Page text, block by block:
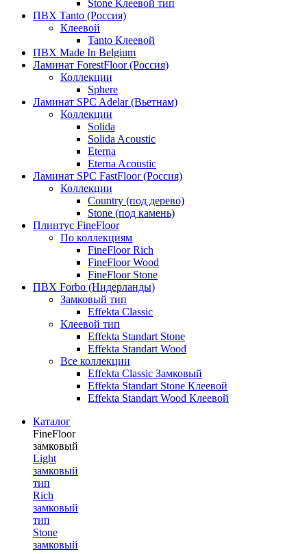
Stone Клеевой тип
ПВХ Tanto (Россия)
Клеевой
Tanto Клеевой
ПВХ Made In Belgium
Ламинат ForestFloor (Россия)
Коллекции
Sphere
Ламинат SPC Adelar (Вьетнам)
Коллекции
Solida
Solida Acoustic
Eterna
Eterna Acoustic
Ламинат SPC FastFloor (Россия)
Коллекции
Country (под дерево)
Stone (под камень)
Плинтус FineFloor
По коллекциям
FineFloor Rich
FineFloor Wood
FineFloor Stone
ПВХ Forbo (Нидерланды)
Замковый тип
Effekta Classic
Клеевой тип
Effekta Standart Stone
Effekta Standart Wood
Все коллекции
Effekta Classic Замковый
Effekta Standart Stone Клеевой
Effekta Standart Wood Клеевой
Каталог
FineFloor
замковый
Light
замковый
тип
Rich
замковый
тип
Stone
замковый